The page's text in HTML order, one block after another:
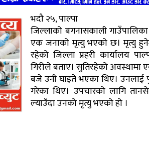
भदौ २५, पाल्पा
जिल्लाको बगनासकाली
एक जनाको मृत्यु भएको छ। मृत्यु
रहेको जिल्ला प्रहरी कार्यालय
गिरीले बताए। सुतिरहेको अवस्थामा
बजे उनी घाइते भएका थिए। उनलाई
गरेका थिए। उपचारको लागि
ल्याउँदा उनको मृत्यु भएको हो ।